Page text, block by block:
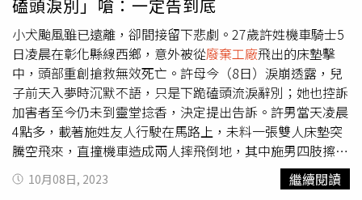
磕頭淚別」嗆：一定告到底
小犬颱風雖已遠離，卻間接留下悲劇。27歲許姓機車騎士5
日凌晨在彰化縣線西鄉，意外被從廢棄工廠飛出的床墊擊
中，頭部重創搶救無效死亡。許母今（8日）淚崩透露，兒
子前天入夢時沉默不語，只是下跪磕頭流淚辭別；她也控訴
加害者至今仍未到靈堂捻香，決定提出告訴。許男當天凌晨
4點多，載著施姓友人行駛在馬路上，未料一張雙人床墊突
騰空飛來，直撞機車造成兩人摔飛倒地，其中施男四肢擦
傷，許男則在11日中午前宣告不治。警方調閱監視器發現，
床墊原平放在廢棄工廠
前空地，卻因風大被吹到馬路上，造
10月08日, 2023 繼續閱讀